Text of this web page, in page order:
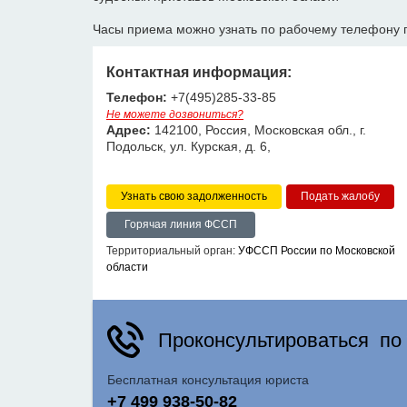
Часы приема можно узнать по рабочему телефону
Контактная информация:
Телефон: +7(495)285-33-85
Не можете дозвониться?
Адрес: 142100, Россия, Московская обл., г.
Подольск, ул. Курская, д. 6,
Узнать свою задолженность
Горячая линия ФССП
Территориальный орган: УФССП России по Московской
области